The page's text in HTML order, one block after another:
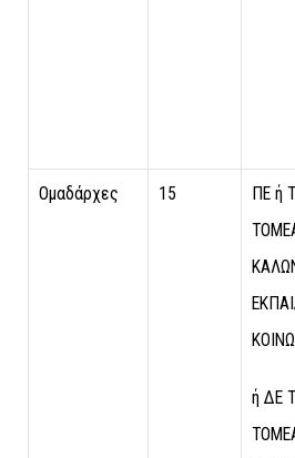
Ομαδάρχες 15
ΠΕ ή
ή ΔΕ